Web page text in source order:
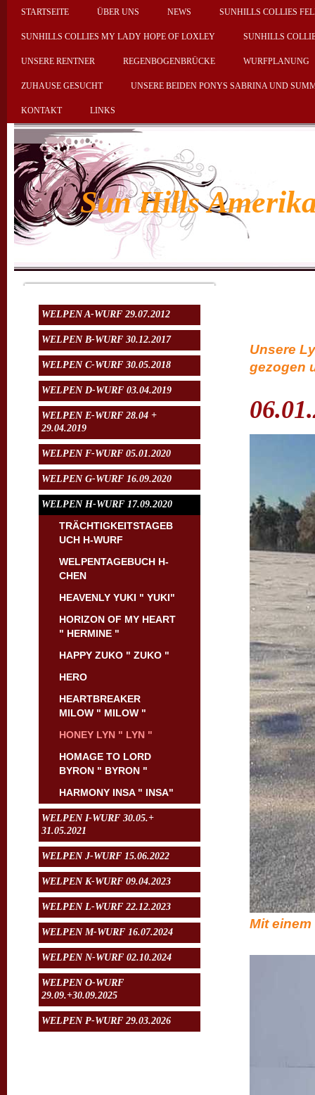
STARTSEITE ÜBER UNS NEWS SUNHILLS COLLIES
SUNHILLS COLLIES MY LADY HOPE OF LOXLEY SUNHILLS
UNSERE RENTNER REGENBOGENBRÜCKE WURFPLANUNG
ZUHAUSE GESUCHT UNSERE BEIDEN PONYS SABRINA UND
KONTAKT LINKS
Sun Hills
WELPEN A-WURF 29.07.2012
WELPEN B-WURF 30.12.2017
WELPEN C-WURF 30.05.2018
WELPEN D-WURF 03.04.2019
WELPEN E-WURF 28.04 +
29.04.2019
WELPEN F-WURF 05.01.2020
WELPEN G-WURF 16.09.2020
WELPEN H-WURF 17.09.2020
TRÄCHTIGKEITSTAGEB
UCH H-WURF
WELPENTAGEBUCH H-
CHEN
HEAVENLY YUKI " YUKI"
HORIZON OF MY HEART
" HERMINE "
HAPPY ZUKO " ZUKO "
HERO
HEARTBREAKER
MILOW " MILOW "
HONEY LYN " LYN "
HOMAGE TO LORD
BYRON " BYRON "
HARMONY INSA " INSA"
WELPEN I-WURF 30.05.+
31.05.2021
WELPEN J-WURF 15.06.2022
WELPEN K-WURF 09.04.2023
WELPEN L-WURF 22.12.2023
WELPEN M-WURF 16.07.2024
WELPEN N-WURF 02.10.2024
WELPEN O-WURF
29.09.+30.09.2025
WELPEN P-WURF 29.03.2026
Unsere
gezogen
Mit